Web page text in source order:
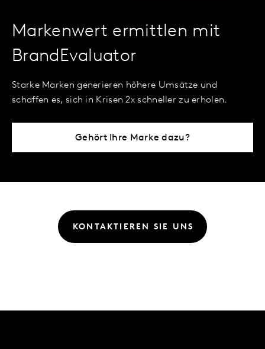
Markenwert ermittlen mit
BrandEvaluator
Starke Marken generieren höhere Umsätze und
schaffen es, sich in Krisen 2x schneller zu erholen.
Gehört Ihre Marke dazu?
KONTAKTIEREN SIE UNS